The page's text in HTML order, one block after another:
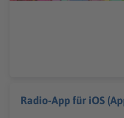
Radio-App für iOS